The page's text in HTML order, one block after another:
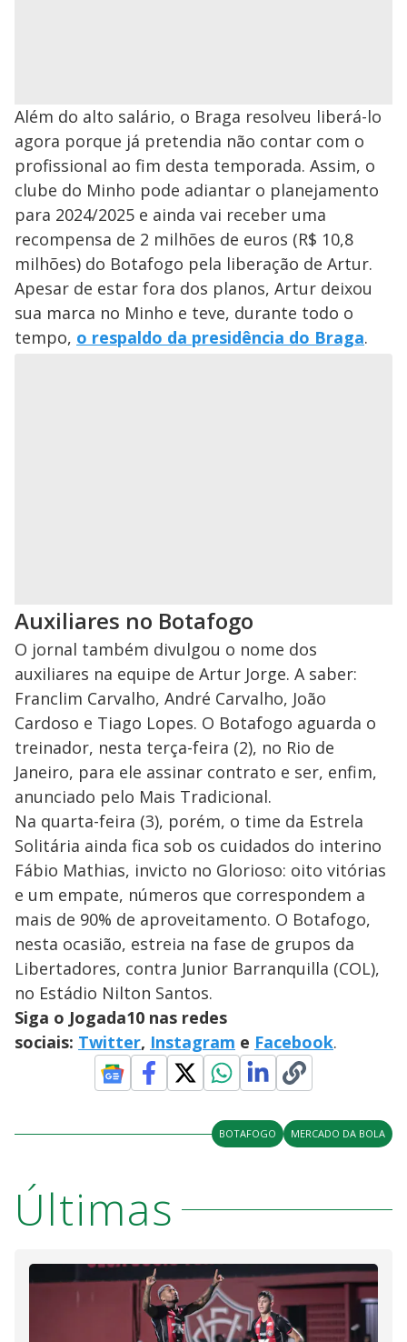
Além do alto salário, o Braga resolveu liberá-lo
agora porque já pretendia não contar com o
profissional ao fim desta temporada. Assim, o
clube do Minho pode adiantar o planejamento
para 2024/2025 e ainda vai receber uma
recompensa de 2 milhões de euros (R$ 10,8
milhões) do Botafogo pela liberação de Artur.
Apesar de estar fora dos planos, Artur deixou
sua marca no Minho e teve, durante todo o
tempo, o respaldo da presidência do Braga.
Auxiliares no Botafogo
O jornal também divulgou o nome dos
auxiliares na equipe de Artur Jorge. A saber:
Franclim Carvalho, André Carvalho, João
Cardoso e Tiago Lopes. O Botafogo aguarda o
treinador, nesta terça-feira (2), no Rio de
Janeiro, para ele assinar contrato e ser, enfim,
anunciado pelo Mais Tradicional.
Na quarta-feira (3), porém, o time da Estrela
Solitária ainda fica sob os cuidados do interino
Fábio Mathias, invicto no Glorioso: oito vitórias
e um empate, números que correspondem a
mais de 90% de aproveitamento. O Botafogo,
nesta ocasião, estreia na fase de grupos da
Libertadores, contra Junior Barranquilla (COL),
no Estádio Nilton Santos.
Siga o Jogada10 nas redes
sociais: Twitter, Instagram e Facebook.
BOTAFOGO MERCADO DA BOLA
Últimas